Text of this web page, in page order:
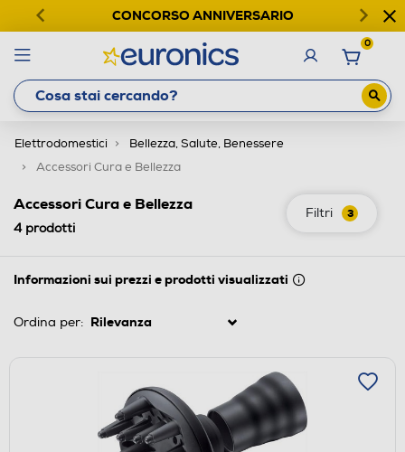
CONCORSO ANNIVERSARIO
0
Elettrodomestici
Bellezza, Salute, Benessere
Accessori Cura e Bellezza
Filtri 3
Accessori Cura e Bellezza
4prodotti
Informazioni sui prezzi e prodotti visualizzati
Ordina per: